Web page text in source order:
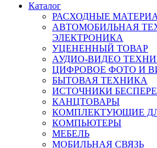
Каталог
РАСХОДНЫЕ
АВТОМОБИЛЬНАЯ
ЭЛЕКТРОНИКА
УЦЕНЕННЫЙ ТОВАР
АУДИО-ВИДЕО
ЦИФРОВОЕ ФОТО И
БЫТОВАЯ ТЕХНИКА
ИСТОЧНИКИ
КАНЦТОВАРЫ
КОМПЛЕКТУЮЩИЕ
КОМПЬЮТЕРЫ
МЕБЕЛЬ
МОБИЛЬНАЯ СВЯЗЬ